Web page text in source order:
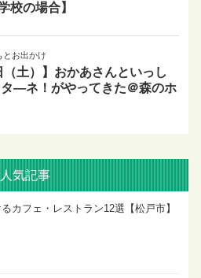
校の場合】
とお出かけ
（土）】おかあさんといっし
―ネ！がやってきた＠森のホ
人気記事
カフェ・レストラン12選【松戸市】